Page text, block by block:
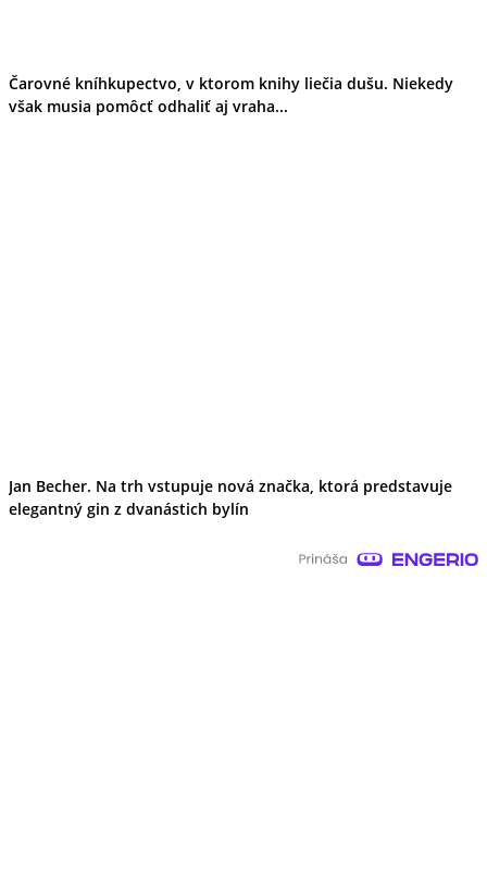
Čarovné kníhkupectvo, v ktorom knihy liečia dušu. Niekedy
však musia pomôcť odhaliť aj vraha...
Jan Becher. Na trh vstupuje nová značka, ktorá predstavuje
elegantný gin z dvanástich bylín